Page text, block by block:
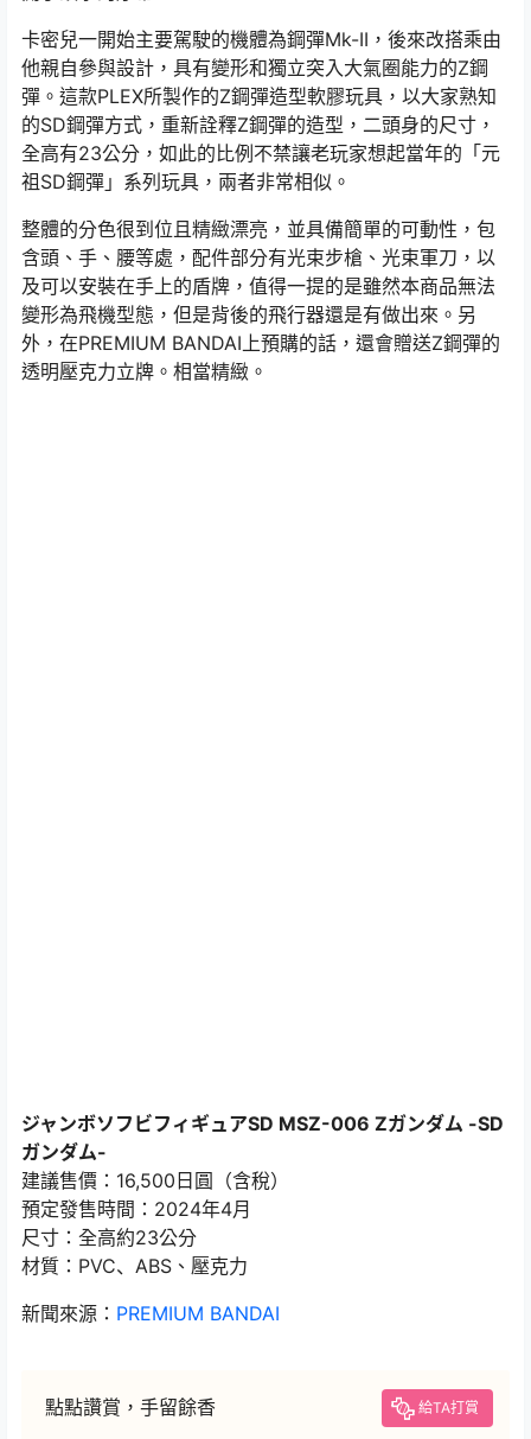
卡密兒一開始主要駕駛的機體為鋼彈Mk-II，後來改搭乘由
他親自參與設計，具有變形和獨立突入大氣圈能力的Z鋼
彈。這款PLEX所製作的Z鋼彈造型軟膠玩具，以大家熟知
的SD鋼彈方式，重新詮釋Z鋼彈的造型，二頭身的尺寸，
全高有23公分，如此的比例不禁讓老玩家想起當年的「元
祖SD鋼彈」系列玩具，兩者非常相似。
整體的分色很到位且精緻漂亮，並具備簡單的可動性，包
含頭、手、腰等處，配件部分有光束步槍、光束軍刀，以
及可以安裝在手上的盾牌，值得一提的是雖然本商品無法
變形為飛機型態，但是背後的飛行器還是有做出來。另
外，在PREMIUM BANDAI上預購的話，還會贈送Z鋼彈的
透明壓克力立牌。相當精緻。
ジャンボソフビフィギュアSD MSZ-006 Zガンダム -SD
ガンダム-
建議售價：16,500日圓（含稅）
預定發售時間：2024年4月
尺寸：全高約23公分
材質：PVC、ABS、壓克力
新聞來源： PREMIUM BANDAI
點點讚賞，手留餘香 給TA打賞